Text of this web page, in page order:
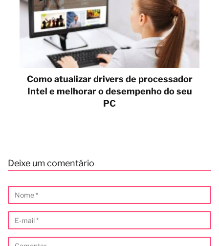
Como atualizar drivers de processador
Intel e melhorar o desempenho do seu
PC
Deixe um comentário